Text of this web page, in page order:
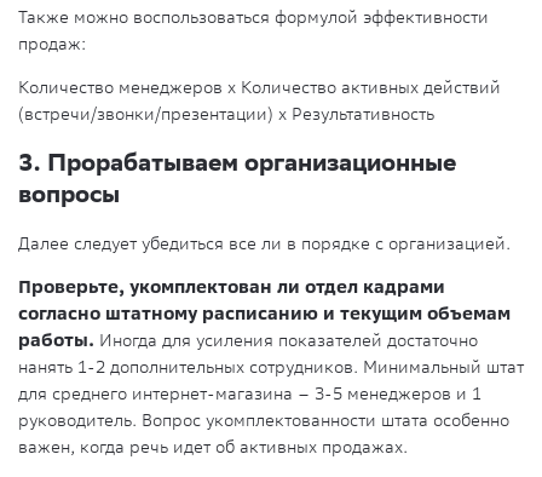
Также можно воспользоваться формулой эффективности
продаж:
Количество менеджеров х Количество активных действий
(встречи/звонки/презентации) х Результативность
3. Прорабатываем организационные
вопросы
Далее следует убедиться все ли в порядке с организацией.
Проверьте, укомплектован ли отдел кадрами
согласно штатному расписанию и текущим объемам
работы. Иногда для усиления показателей достаточно
нанять 1-2 дополнительных сотрудников. Минимальный штат
для среднего интернет-магазина – 3-5 менеджеров и 1
руководитель. Вопрос укомплектованности штата особенно
важен, когда речь идет об активных продажах.